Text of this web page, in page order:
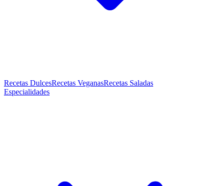
Recetas DulcesRecetas VeganasRecetas Saladas
Especialidades